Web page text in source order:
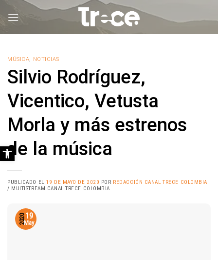
MÚSICA, NOTICIAS
Silvio Rodríguez,
Vicentico, Vetusta
Morla y más estrenos
de la música
PUBLICADO EL 19 DE MAYO DE 2020 POR REDACCIÓN CANAL TRECE COLOMBIA
/ MULTISTREAM CANAL TRECE COLOMBIA
19
May
2020
Abrir barra de herramientas